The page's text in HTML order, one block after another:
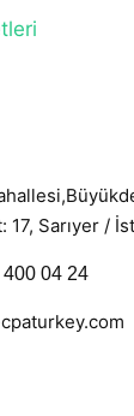
17, Sarıyer /
04 24